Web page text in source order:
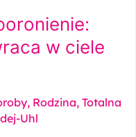
w ciele
, Rodzina, Totalna
Uhl